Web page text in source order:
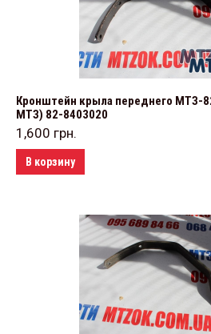
Кронштейн крыла переднего МТЗ-
МТЗ) 82-8403020
1,600 грн.
В корзину